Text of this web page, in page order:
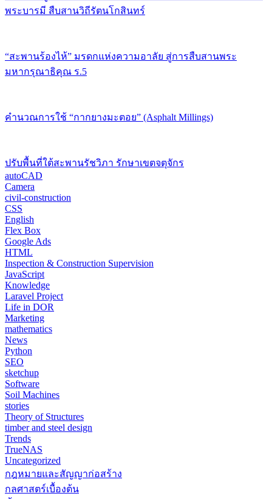
พระบารมี สืบสานวิถีรัตนโกสินทร์
“สะพานร้องไห้” มรดกแห่งความอาลัย สู่การสืบสานพระ
มหากรุณาธิคุณ ร.5
คำนวณการใช้ “กากยางมะตอย” (Asphalt Millings)
ปรับพื้นที่ใต้สะพานรัชวิภา รักษาเขตจตุจักร
autoCAD
Camera
civil-construction
CSS
English
Flex Box
Google Ads
HTML
Inspection & Construction Supervision
JavaScript
Knowledge
Laravel Project
Life in DOR
Marketing
mathematics
News
Python
SEO
sketchup
Software
Soil Machines
stories
Theory of Structures
timber and steel design
Trends
TrueNAS
Uncategorized
กฎหมายและสัญญาก่อสร้าง
กลศาสตร์เบื้องต้น